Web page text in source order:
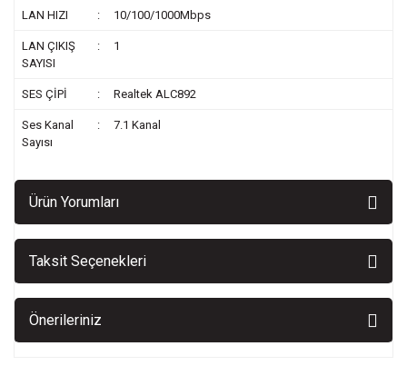
LAN HIZI : 10/100/1000Mbps
LAN ÇIKIŞ
SAYISI
: 1
SES ÇİPİ : Realtek ALC892
Ses Kanal
Sayısı
: 7.1 Kanal
Ürün Yorumları
Taksit Seçenekleri
Önerileriniz